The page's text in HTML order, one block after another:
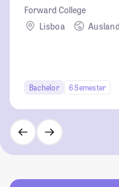
Forward College
Lisboa
Ausland
Bachelor 6 Semester